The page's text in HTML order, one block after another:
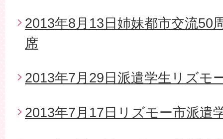
2013年8月13日姉妹都市交流50
席
2013年7月29日派遣学生リズモ
2013年7月17日リズモー市派遣